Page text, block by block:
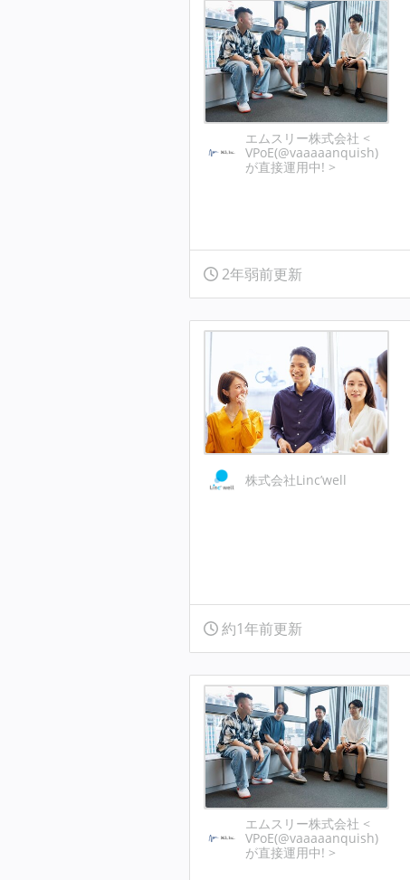
エムスリー株式会社 <
VPoE(@vaaaaanquish)
が直接運用中! >
2年弱前更新
株式会社Linc’well
約1年前更新
エムスリー株式会社 <
VPoE(@vaaaaanquish)
が直接運用中! >